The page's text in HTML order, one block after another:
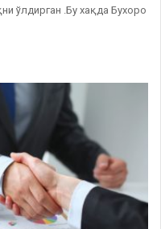
ўлдирган .Бу хақда Бухоро